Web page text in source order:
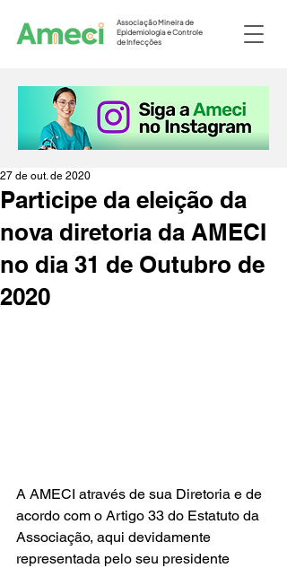
Associação Mineira de
Epidemiologia e Controle
de Infecções
Participe da eleição da
nova diretoria da AMECI
no dia 31 de Outubro de
2020
27 de out. de 2020
A AMECI através de sua Diretoria e de
acordo com o Artigo 33 do Estatuto da
Associação, aqui devidamente
representada pelo seu presidente